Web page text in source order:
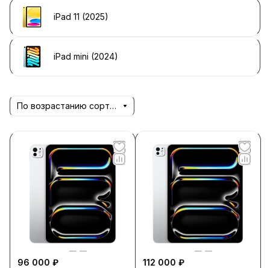
iPad 11 (2025)
iPad mini (2024)
По возрастанию сортировки
96 000 ₽
112 000 ₽